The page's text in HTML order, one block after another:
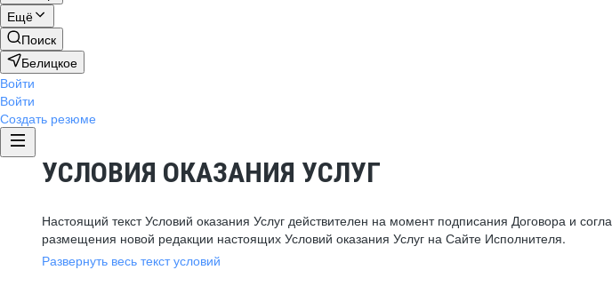
Ещё
Поиск
Белицкое
Войти
Войти
Создать резюме
УСЛОВИЯ ОКАЗАНИЯ УСЛУГ
Настоящий текст Условий оказания Услуг действителен на момент подписания Договора и
размещения новой редакции настоящих Условий оказания Услуг на Сайте Исполнителя.
Развернуть весь текст условий